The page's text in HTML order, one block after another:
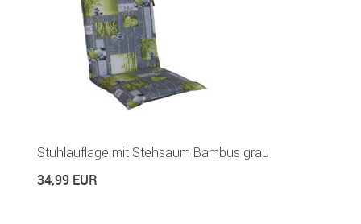
Stuhlauflage mit Stehsaum Bambus grau
34,99 EUR